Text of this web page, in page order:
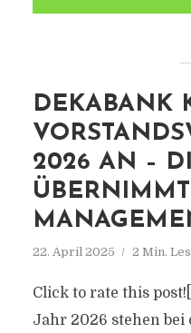
DEKABANK
2026 AN –
22. April 2025 2 Min.
Click to rate this
Jahr 2026 stehen bei